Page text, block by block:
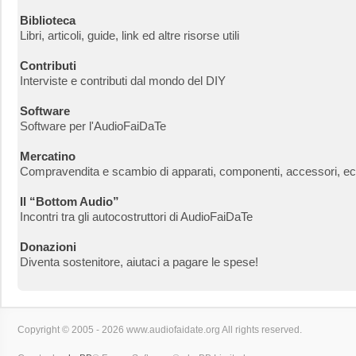
Biblioteca
Libri, articoli, guide, link ed altre risorse utili
Contributi
Interviste e contributi dal mondo del DIY
Software
Software per l'AudioFaiDaTe
Mercatino
Compravendita e scambio di apparati, componenti, accessori,
Il “Bottom Audio”
Incontri tra gli autocostruttori di AudioFaiDaTe
Donazioni
Diventa sostenitore, aiutaci a pagare le spese!
Copyright © 2005 - 2026 www.audiofaidate.org All rights reserved.